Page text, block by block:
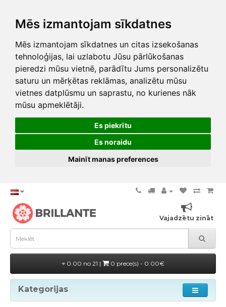
Mēs izmantojam sīkdatnes
Mēs izmantojam sīkdatnes un citas izsekošanas
tehnoloģijas, lai uzlabotu Jūsu pārlūkošanas
pieredzi mūsu vietnē, parādītu Jums personalizētu
saturu un mērķētas reklāmas, analizētu mūsu
vietnes datplūsmu un saprastu, no kurienes nāk
mūsu apmeklētāji.
Es piekrītu
Es noraidu
Mainīt manas preferences
Vajadzētu zināt
0.00 no 21 | 0 prece(s) - 0.00€
Kategorijas